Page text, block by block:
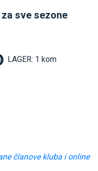
sve sezone
LAGER: 1 kom
članove kluba i online